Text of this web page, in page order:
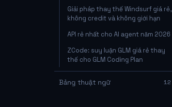
Giải pháp thay thế Windsurf giá rẻ,
không credit và không giới hạn
API rẻ nhất cho AI agent năm 2026
ZCode: suy luận GLM giá rẻ thay
thế cho GLM Coding Plan
Bảng thuật ngữ 12